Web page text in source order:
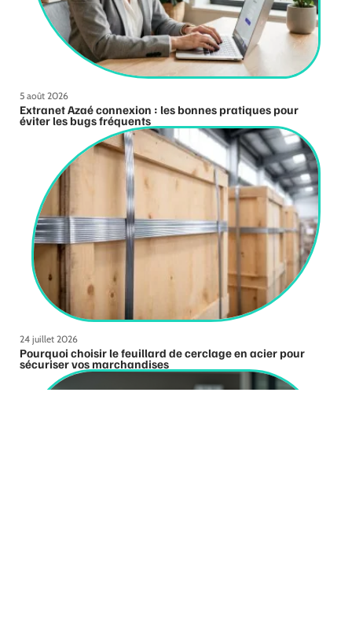
5 août 2026
Extranet Azaé connexion : les bonnes pratiques pour
éviter les bugs fréquents
24 juillet 2026
Pourquoi choisir le feuillard de cerclage en acier pour
sécuriser vos marchandises